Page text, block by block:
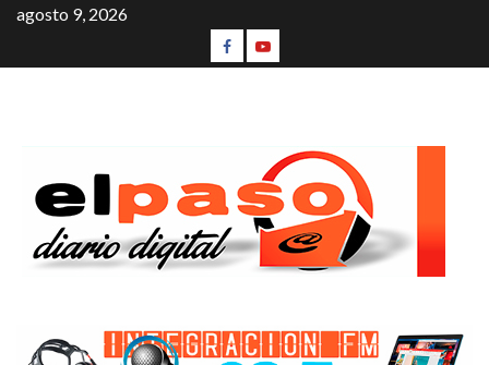
agosto 9, 2026